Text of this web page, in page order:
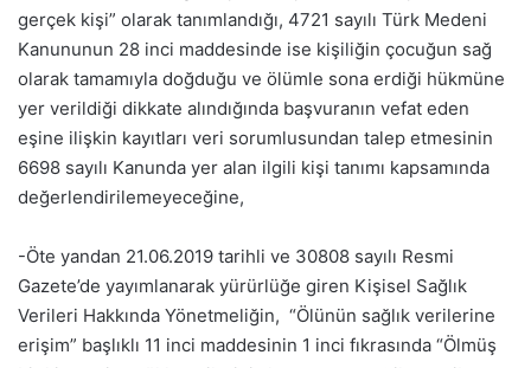
gerçek kişi” olarak tanımlandığı, 4721 sayılı Türk Medeni
Kanununun 28 inci maddesinde ise kişiliğin çocuğun sağ
olarak tamamıyla doğduğu ve ölümle sona erdiği hükmüne
yer verildiği dikkate alındığında başvuranın vefat eden
eşine ilişkin kayıtları veri sorumlusundan talep etmesinin
6698 sayılı Kanunda yer alan ilgili kişi tanımı kapsamında
değerlendirilemeyeceğine,
-Öte yandan 21.06.2019 tarihli ve 30808 sayılı Resmi
Gazete’de yayımlanarak yürürlüğe giren Kişisel Sağlık
Verileri Hakkında Yönetmeliğin, “Ölünün sağlık verilerine
erişim” başlıklı 11 inci maddesinin 1 inci fıkrasında “Ölmüş